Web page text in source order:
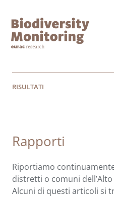
RISULTATI
Rapporti
Riportiamo
distretti o comuni
Alcuni di questi articoli si